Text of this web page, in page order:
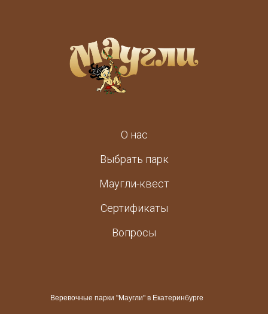
О нас
Выбрать парк
Маугли-квест
Сертификаты
Вопросы
Веревочные парки "Маугли" в Екатеринбурге